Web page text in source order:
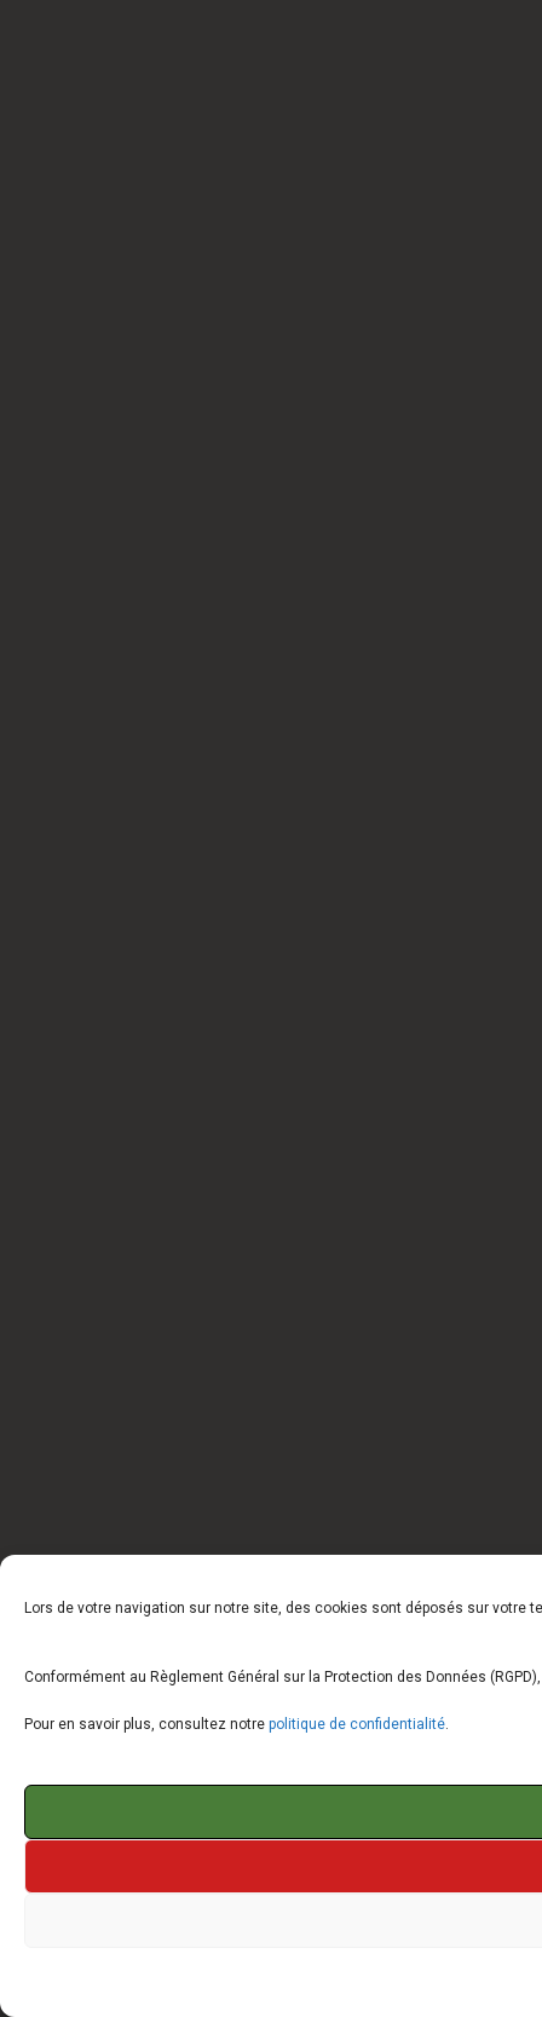
Lors de votre navigation sur notre site, des cookies sont déposés sur votre
Conformément au Règlement Général sur la Protection des Données
Pour en savoir plus, consultez notre politique de confidentialité.